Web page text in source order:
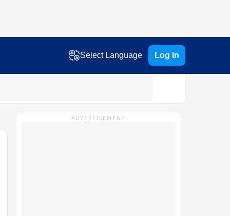
Select Language Log In
ADVERTISEMENT